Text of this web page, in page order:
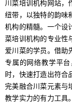
川菜培训机构网站，
纽带，以独特的韵味
机构的精髓。一个设
菜培训机构的专业性
爱川菜的学员。借助
专属的网络教学平
时，快速打造出符合
完美融合川菜元素与
教学实力的有力工具